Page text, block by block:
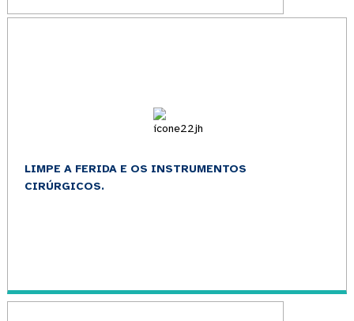
LIMPE A FERIDA E OS INSTRUMENTOS
CIRÚRGICOS.